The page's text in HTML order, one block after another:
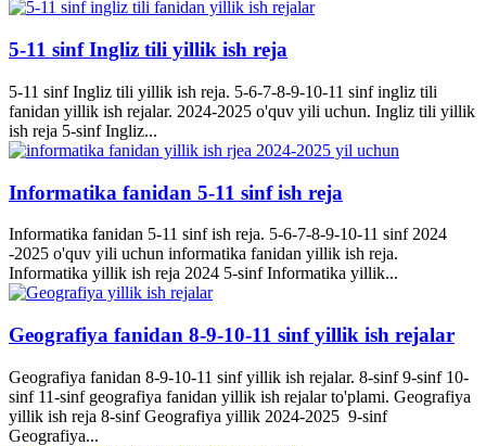
5-11 sinf Ingliz tili yillik ish reja
5-11 sinf Ingliz tili yillik ish reja. 5-6-7-8-9-10-11 sinf ingliz tili
fanidan yillik ish rejalar. 2024-2025 o'quv yili uchun. Ingliz tili yillik
ish reja 5-sinf Ingliz...
Informatika fanidan 5-11 sinf ish reja
Informatika fanidan 5-11 sinf ish reja. 5-6-7-8-9-10-11 sinf 2024
-2025 o'quv yili uchun informatika fanidan yillik ish reja.
Informatika yillik ish reja 2024 5-sinf Informatika yillik...
Geografiya fanidan 8-9-10-11 sinf yillik ish rejalar
Geografiya fanidan 8-9-10-11 sinf yillik ish rejalar. 8-sinf 9-sinf 10-
sinf 11-sinf geografiya fanidan yillik ish rejalar to'plami. Geografiya
yillik ish reja 8-sinf Geografiya yillik 2024-2025 9-sinf
Geografiya...